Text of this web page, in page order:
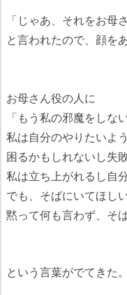
「じゃあ、それをお母
と言われたので、顔を
お母さん役の人に
「もう私の邪魔をしな
私は自分のやりたいよ
困るかもしれないし失
私は立ち上がれるし自
でも、そばにいてほし
黙って何も言わず、そ
という言葉がでてきた。